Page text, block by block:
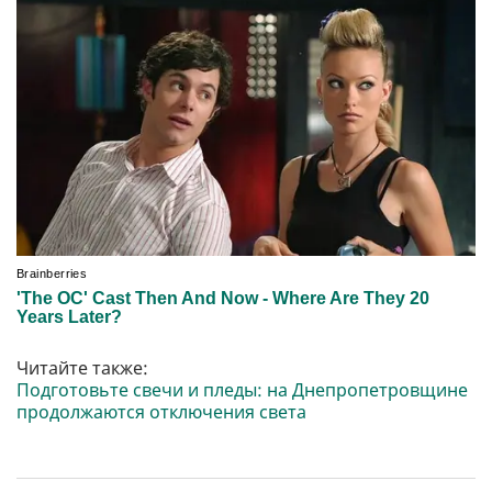
Читайте также:
Подготовьте свечи и пледы: на Днепропетровщине
продолжаются отключения света